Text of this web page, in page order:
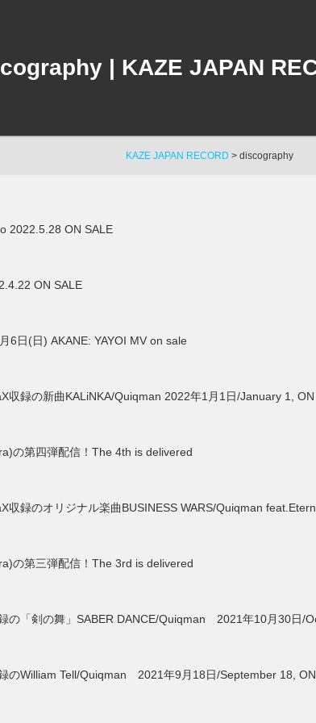
| KAZE JAPAN
KAZE JAPAN RECORD > discography
2022.5.28 ON SALE
ON SALE
6日(日) AKANE: YAYOI MV on sale
収録の新曲KALiNKA/Quiqman 2022年1月1日/January 1, ON
の第四弾配信！The 4th is delivered
収録のオリジナル楽曲BUSINESS WARS/Quiqman
の第三弾配信！The 3rd is delivered
の「剣の舞」SABER DANCE/Quiqman 2021年10月30日/
のWilliam Tell/Quiqman 2021年9月18日/September 18, ON